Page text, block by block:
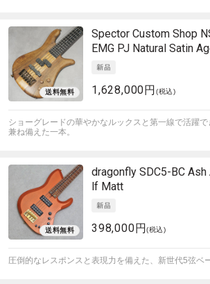
Spector Custom Shop
EMG PJ Natural Satin
1,628,000円 (税込)
ショーグレードの華やかなルックスと第一線で活躍
兼ね備えた一本。
dragonfly SDC5-BC Ash
lf Matt
398,000円(税込)
圧倒的なレスポンスと表現力を備えた、新世代5弦ベ